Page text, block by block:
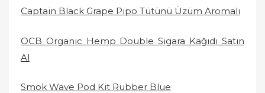
Captain Black Grape Pipo Tütünü Üzüm Aromalı
OCB Organic Hemp Double Sigara Kağıdı Satın
Al
Smok Wave Pod Kit Rubber Blue